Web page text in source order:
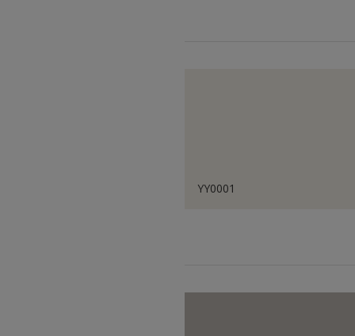
YY0001